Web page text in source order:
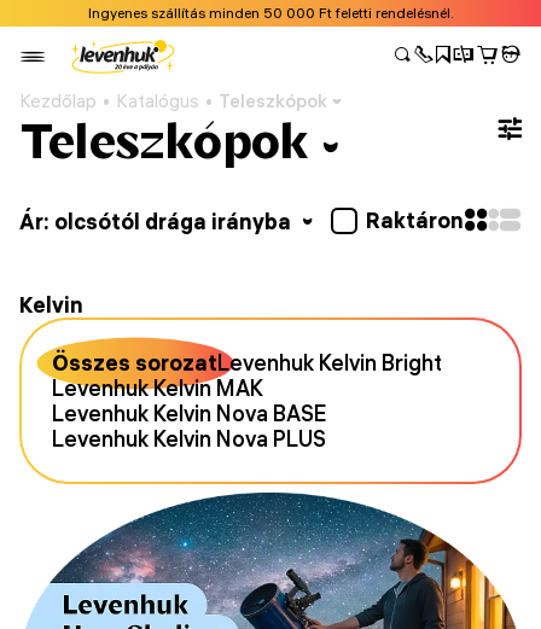
Ingyenes szállítás minden 50 000 Ft feletti rendelésnél.
Kezdőlap Katalógus Teleszkópok
Teleszkópok
Ár: olcsótól drága irányba Raktáron
Kelvin
Összes sorozatLevenhuk Kelvin Bright
Levenhuk Kelvin MAK
Levenhuk Kelvin Nova BASE
Levenhuk Kelvin Nova PLUS